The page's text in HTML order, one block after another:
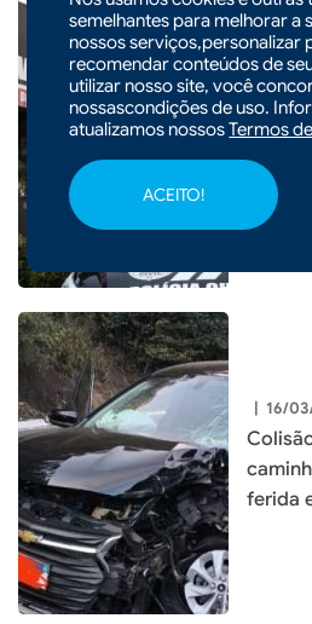
semelhantes para melhorar a
nossos serviços,personalizar
recomendar conteúdos de
utilizar nosso site, você
nossascondições de uso.
atualizamos nossosTermos
ACEITO!
POLÍCIA
Três
dos
| 16/
ferida